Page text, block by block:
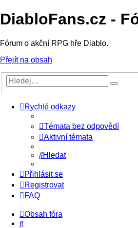
DiabloFans.cz -
Fórum o akční RPG hře Diablo.
Přejít na obsah
Rychlé odkazy
Témata bez odpovědí
Aktivní témata
Hledat
Přihlásit se
Registrovat
FAQ
Obsah fóra
Hledat